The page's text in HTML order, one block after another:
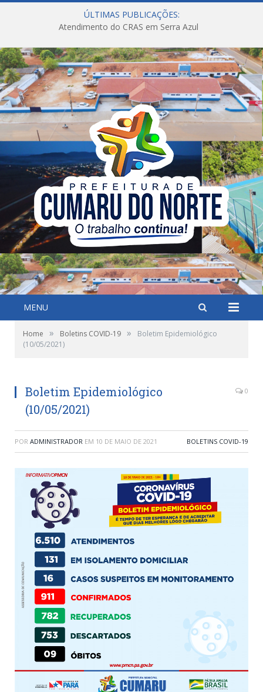
ÚLTIMAS PUBLICAÇÕES:
Atendimento do CRAS em Serra Azul
MENU
Home » Boletins COVID-19 »
Boletim Epidemiológico
(10/05/2021)
Boletim Epidemiológico
(10/05/2021)
0
POR ADMINISTRADOR EM 10 DE MAIO DE 2021 BOLETINS COVID-19